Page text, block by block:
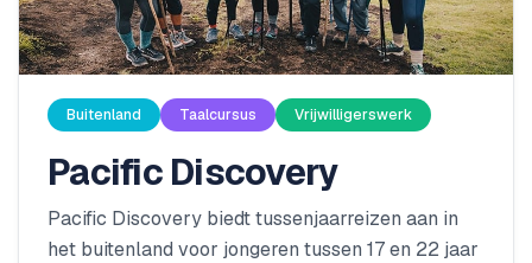
Buitenland Taalcursus Vrijwilligerswerk
Pacific Discovery
Pacific Discovery biedt tussenjaarreizen aan in
het buitenland voor jongeren tussen 17 en 22 jaar